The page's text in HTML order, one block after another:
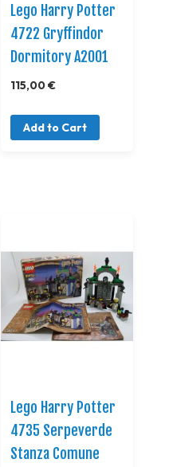
Lego Harry Potter
4722 Gryffindor
Dormitory A2001
115,00 €
Add to Cart
Lego Harry Potter
4735 Serpeverde
Stanza Comune